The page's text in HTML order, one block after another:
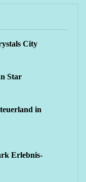
City
Star
in
Erlebnis-